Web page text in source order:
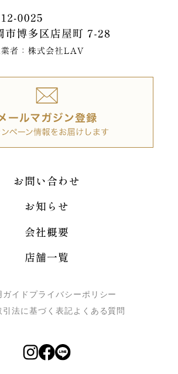
お問い合わせ
お知らせ
会社概要
店舗一覧
ガイド プライバシーポリシー
引法に基づく表記よくある質問